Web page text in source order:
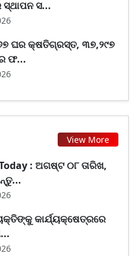
ସ...
ଘର କ୍ଷତିଗ୍ରସ୍ତ, ୩୭,୨୯୭
ଫ...
View More
: ଅଗଷ୍ଟ ୦୮ ତାରିଖ,
କାର୍ଯ୍ୟକ୍ଷେତ୍ରରେ